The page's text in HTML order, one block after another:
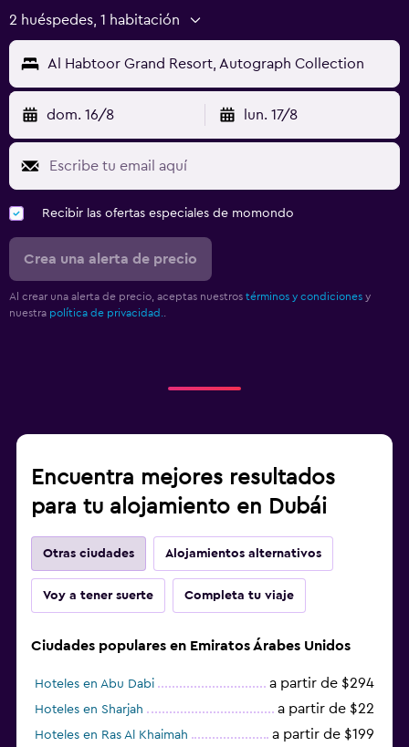
2 huéspedes, 1 habitación
Al Habtoor Grand Resort, Autograph Collection
dom. 16/8 lun. 17/8
Recibir las ofertas especiales de momondo
Crea una alerta de precio
Al crear una alerta de precio, aceptas nuestros términos y condiciones y
nuestra política de privacidad.
Encuentra mejores resultados
para tu alojamiento en Dubái
Otras ciudades Alojamientos alternativos
Voy a tener suerte Completa tu viaje
Ciudades populares en Emiratos Árabes Unidos
Hoteles en Abu Dabi a partir de $294
Hoteles en Sharjah a partir de $22
Hoteles en Ras Al Khaimah a partir de $199